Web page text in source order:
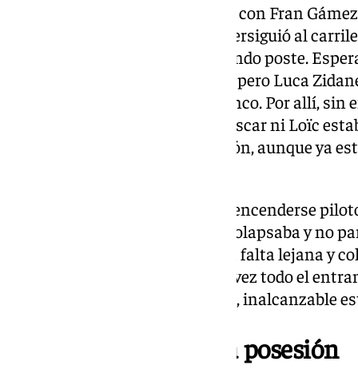
Salieron disparados los de casa, con Fran
esta vez corría Hormigo. Izan persiguió al
centro, que salió directo al segundo poste.
afilado, con Lemos en la inopia, pero Luca
palmear el remate del exrojiblanco. Por allí, sin
se dio cuenta de que tampoco Oscar ni Loïc
para encauzar. Directo al mentón, aunque ya
En el salpicadero empezaron a encenderse
funcionaba, el sistema entero colapsaba y no
Gámez oteó el horizonte en una falta lejana y
suficiente para desajustar otra vez todo el
elevó Lluís López y giró el cuello, inalcanzable
Incapacidad pese a la posesión